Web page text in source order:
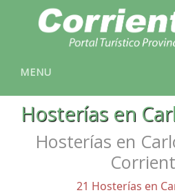
MENU
Hosterías en
Hosterías en
21 Hosterías en